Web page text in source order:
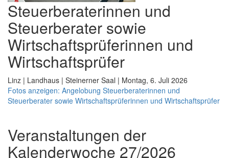
Steuerberaterinnen und
Steuerberater sowie
Wirtschaftsprüferinnen und
Wirtschaftsprüfer
Linz | Landhaus | Steinerner Saal | Montag, 6. Juli 2026
Fotos anzeigen: Angelobung Steuerberaterinnen und
Steuerberater sowie Wirtschaftsprüferinnen und Wirtschaftsprüfer
Veranstaltungen der
Kalenderwoche 27/2026